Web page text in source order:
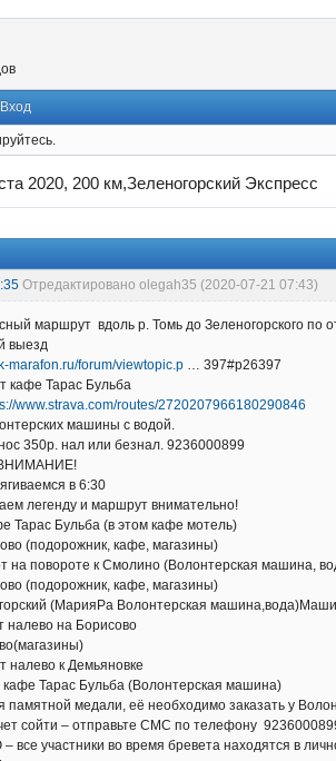
Вход
2020, 200 км,Зеленогорский Экспресс
Отредактировано olegah35 (2020-07-21 07:43)
маршрут вдоль р. Томь до Зеленогорского
выезд
marafon.ru/forum/viewtopic.p … 397#p26397
кафе Тарас Бульба
www.strava.com/routes/2720207966180290846
машины с водой.
350р. нал или безнал. 9236000899
в 6:30
легенду и маршрут внимательно!
Тарас Бульба (в этом кафе мотель)
(подорожник, кафе, магазины)
на повороте к Смолино (Волонтерская машина,
(подорожник, кафе, магазины)
(МарияРа Волонтерская
налево на Борисово
налево к Демьяновке
Тарас Бульба (Волонтерская машина)
памятной медали, её необходимо заказать у
сойти – отправьте СМС по телефону
участники во время бревета находятся в